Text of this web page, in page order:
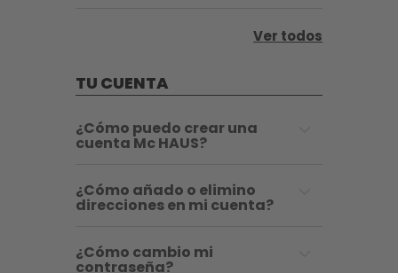
Ver todos
TU CUENTA
¿Cómo puedo crear una
cuenta Mc HAUS?
¿Cómo añado o elimino
direcciones en mi cuenta?
¿Cómo cambio mi
contraseña?